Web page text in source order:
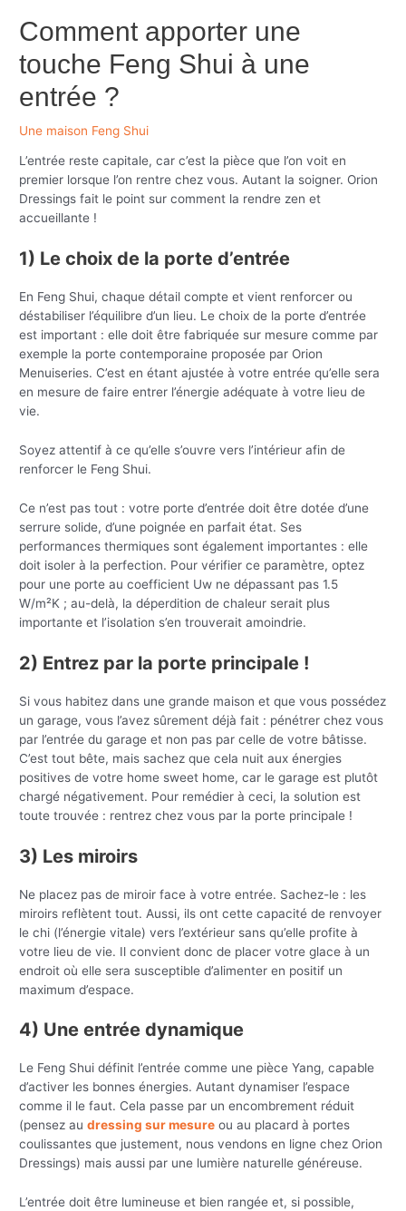
Comment apporter une
touche Feng Shui à une
entrée ?
Une maison Feng Shui
L’entrée reste capitale, car c’est la pièce que l’on voit en
premier lorsque l’on rentre chez vous. Autant la soigner. Orion
Dressings fait le point sur comment la rendre zen et
accueillante !
1) Le choix de la porte d’entrée
En Feng Shui, chaque détail compte et vient renforcer ou
déstabiliser l’équilibre d’un lieu. Le choix de la porte d’entrée
est important : elle doit être fabriquée sur mesure comme par
exemple la porte contemporaine proposée par Orion
Menuiseries. C’est en étant ajustée à votre entrée qu’elle sera
en mesure de faire entrer l’énergie adéquate à votre lieu de
vie.
Soyez attentif à ce qu’elle s’ouvre vers l’intérieur afin de
renforcer le Feng Shui.
Ce n’est pas tout : votre porte d’entrée doit être dotée d’une
serrure solide, d’une poignée en parfait état. Ses
performances thermiques sont également importantes : elle
doit isoler à la perfection. Pour vérifier ce paramètre, optez
pour une porte au coefficient Uw ne dépassant pas 1.5
W/m²K ; au-delà, la déperdition de chaleur serait plus
importante et l’isolation s’en trouverait amoindrie.
2) Entrez par la porte principale !
Si vous habitez dans une grande maison et que vous possédez
un garage, vous l’avez sûrement déjà fait : pénétrer chez vous
par l’entrée du garage et non pas par celle de votre bâtisse.
C’est tout bête, mais sachez que cela nuit aux énergies
positives de votre home sweet home, car le garage est plutôt
chargé négativement. Pour remédier à ceci, la solution est
toute trouvée : rentrez chez vous par la porte principale !
3) Les miroirs
Ne placez pas de miroir face à votre entrée. Sachez-le : les
miroirs reflètent tout. Aussi, ils ont cette capacité de renvoyer
le chi (l’énergie vitale) vers l’extérieur sans qu’elle profite à
votre lieu de vie. Il convient donc de placer votre glace à un
endroit où elle sera susceptible d’alimenter en positif un
maximum d’espace.
4) Une entrée dynamique
Le Feng Shui définit l’entrée comme une pièce Yang, capable
d’activer les bonnes énergies. Autant dynamiser l’espace
comme il le faut. Cela passe par un encombrement réduit
(pensez audressing sur mesure ou au placard à portes
coulissantes que justement, nous vendons en ligne chez Orion
Dressings) mais aussi par une lumière naturelle généreuse.
L’entrée doit être lumineuse et bien rangée et, si possible,